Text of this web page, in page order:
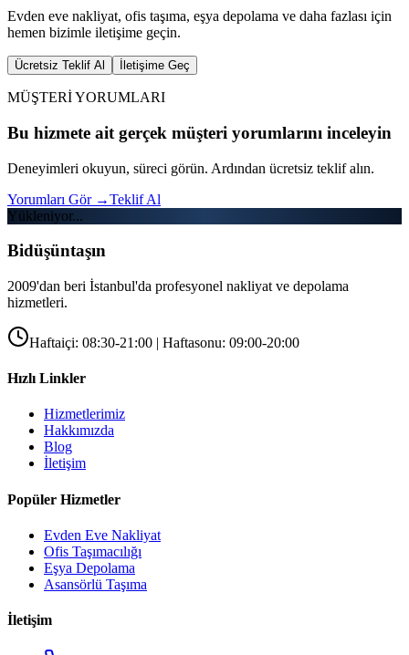
Evden eve nakliyat, ofis taşıma, eşya depolama ve daha fazlası için
hemen bizimle iletişime geçin.
Ücretsiz Teklif Al İletişime Geç
MÜŞTERİ YORUMLARI
Bu hizmete ait gerçek müşteri yorumlarını inceleyin
Deneyimleri okuyun, süreci görün. Ardından ücretsiz teklif alın.
Yorumları Gör →Teklif Al
Yükleniyor...
Bidüşüntaşın
2009'dan beri İstanbul'da profesyonel nakliyat ve depolama
hizmetleri.
Haftaiçi: 08:30-21:00 | Haftasonu: 09:00-20:00
Hızlı Linkler
Hizmetlerimiz
Hakkımızda
Blog
İletişim
Popüler Hizmetler
Evden Eve Nakliyat
Ofis Taşımacılığı
Eşya Depolama
Asansörlü Taşıma
İletişim